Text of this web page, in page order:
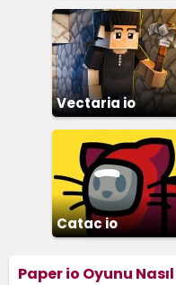
Vectaria io
Catac io
Paper io Oyunu